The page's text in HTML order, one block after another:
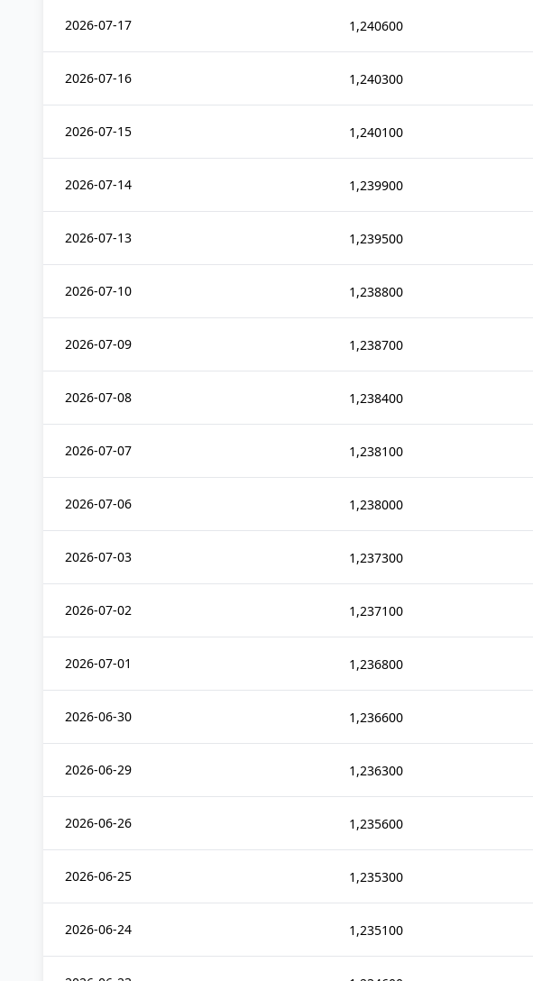
2026-07-17 1,240600
2026-07-16 1,240300
2026-07-15 1,240100
2026-07-14 1,239900
2026-07-13 1,239500
2026-07-10 1,238800
2026-07-09 1,238700
2026-07-08 1,238400
2026-07-07 1,238100
2026-07-06 1,238000
2026-07-03 1,237300
2026-07-02 1,237100
2026-07-01 1,236800
2026-06-30 1,236600
2026-06-29 1,236300
2026-06-26 1,235600
2026-06-25 1,235300
2026-06-24 1,235100